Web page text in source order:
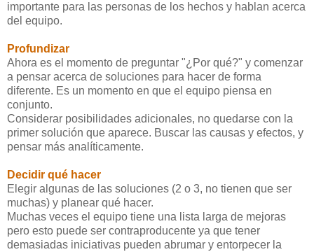
importante para las personas de los hechos y hablan acerca
del equipo.
Profundizar
Ahora es el momento de preguntar "¿Por qué?" y comenzar
a pensar acerca de soluciones para hacer de forma
diferente. Es un momento en que el equipo piensa en
conjunto.
Considerar posibilidades adicionales, no quedarse con la
primer solución que aparece. Buscar las causas y efectos, y
pensar más analíticamente.
Decidir qué hacer
Elegir algunas de las soluciones (2 o 3, no tienen que ser
muchas) y planear qué hacer.
Muchas veces el equipo tiene una lista larga de mejoras
pero esto puede ser contraproducente ya que tener
demasiadas iniciativas pueden abrumar y entorpecer la